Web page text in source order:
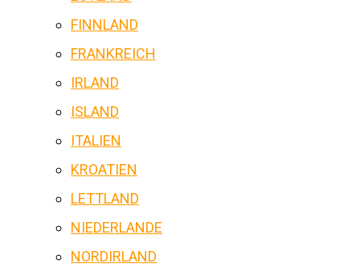
FINNLAND
FRANKREICH
IRLAND
ISLAND
ITALIEN
KROATIEN
LETTLAND
NIEDERLANDE
NORDIRLAND